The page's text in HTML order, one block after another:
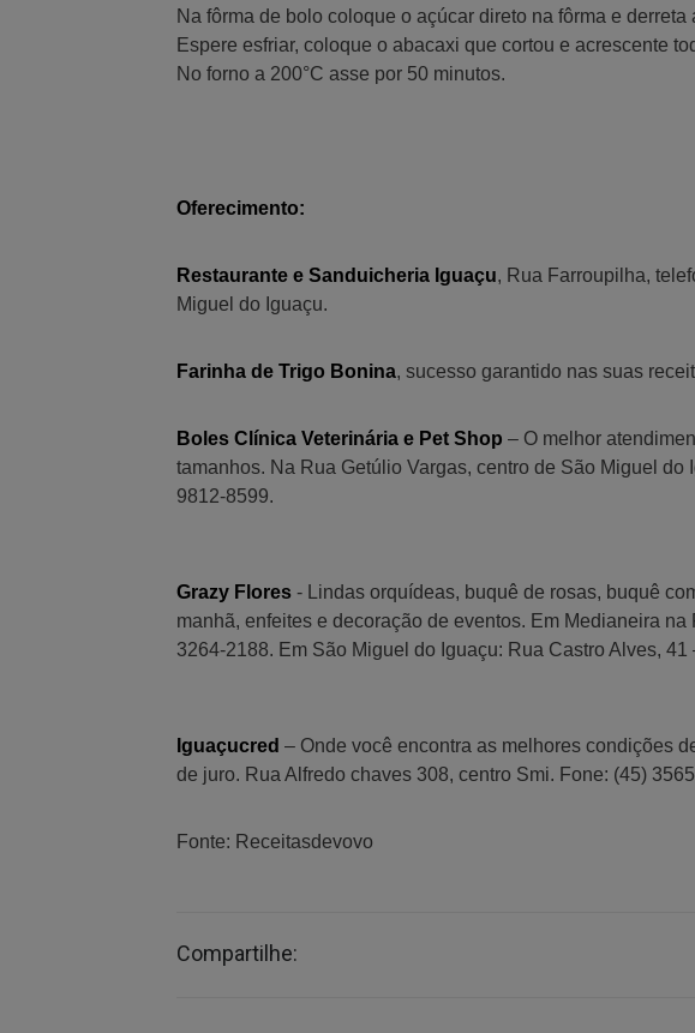
Na fôrma de bolo coloque o açúcar direto na fôrma e derreta
Espere esfriar, coloque o abacaxi que cortou e acrescente
No forno a 200°C asse por 50 minutos.
Oferecimento:
Restaurante e Sanduicheria Iguaçu, Rua Farroupilha,
Miguel do Iguaçu.
Farinha de Trigo Bonina, sucesso garantido nas suas
Boles Clínica Veterinária e Pet Shop – O melhor
tamanhos. Na Rua Getúlio Vargas, centro de São Miguel do
9812-8599.
Grazy Flores - Lindas orquídeas, buquê de rosas, buquê
manhã, enfeites e decoração de eventos. Em Medianeira
3264-2188. Em São Miguel do Iguaçu: Rua Castro Alves, 41
Iguaçucred – Onde você encontra as melhores condições
de juro. Rua Alfredo chaves 308, centro Smi. Fone: (45)
Fonte: Receitasdevovo
Compartilhe: